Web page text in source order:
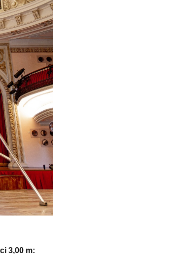
PLS5 + LADY3 Drabina
jezdna FARAONE
+ drabina składana
GRATIS !!!
4 866,37 zł
Cena regularna:5 407,08 zł
Najniższa cena:5 052,84 zł
do koszyka
3,00 m: